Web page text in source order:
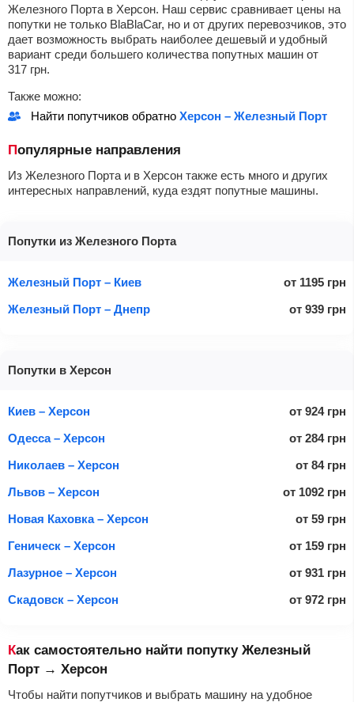
Железного Порта в Херсон. Наш сервис сравнивает цены на
попутки не только BlaBlaCar, но и от других перевозчиков, это
дает возможность выбрать наиболее дешевый и удобный
вариант среди большего количества попутных машин от
317 грн.
Также можно:
Найти попутчиков обратно Херсон – Железный Порт
Популярные направления
Из Железного Порта и в Херсон также есть много и других
интересных направлений, куда ездят попутные машины.
Попутки из Железного Порта
Железный Порт – Киев от 1195 грн
Железный Порт – Днепр
от 939 грн
Попутки в Херсон
Киев – Херсон от 924 грн
Одесса – Херсон
от 284 грн
Николаев – Херсон
от 84 грн
Львов – Херсон
от 1092 грн
Новая Каховка – Херсон
от 59 грн
Геническ – Херсон
от 159 грн
Лазурное – Херсон
от 931 грн
Скадовск – Херсон
от 972 грн
Как самостоятельно найти попутку Железный
Порт → Херсон
Чтобы найти попутчиков и выбрать машину на удобное